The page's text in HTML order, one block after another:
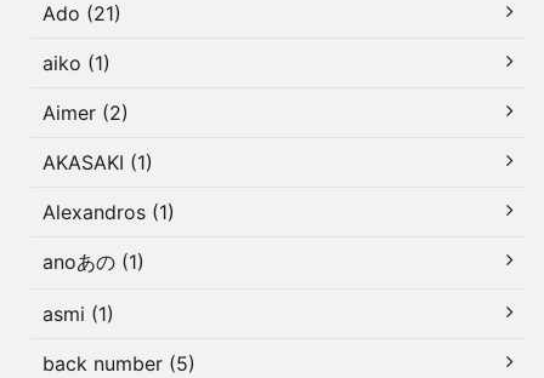
Ado (21)
aiko (1)
Aimer (2)
AKASAKI (1)
Alexandros (1)
anoあの (1)
asmi (1)
back number (5)